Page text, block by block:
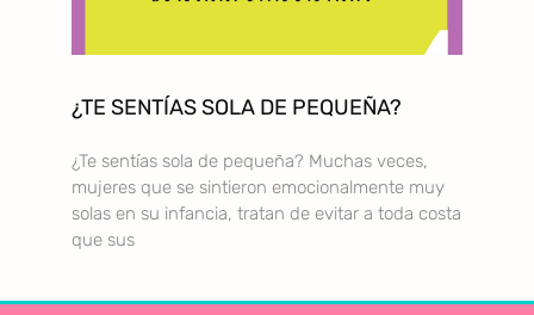
¿TE SENTÍAS SOLA DE PEQUEÑA?
¿Te sentías sola de pequeña? Muchas veces,
mujeres que se sintieron emocionalmente muy
solas en su infancia, tratan de evitar a toda costa
que sus